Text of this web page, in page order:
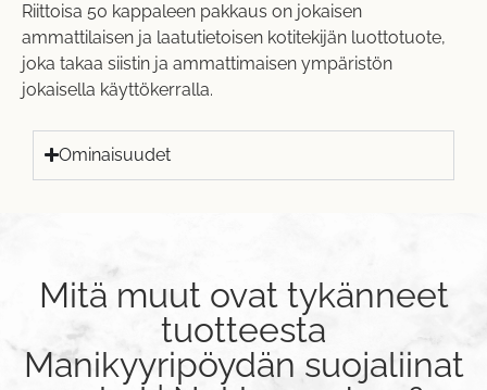
Riittoisa 50 kappaleen pakkaus on jokaisen
ammattilaisen ja laatutietoisen kotitekijän luottotuote,
joka takaa siistin ja ammattimaisen ympäristön
jokaisella käyttökerralla.
Ominaisuudet
Mitä muut ovat tykänneet
tuotteesta
Manikyyripöydän suojaliinat